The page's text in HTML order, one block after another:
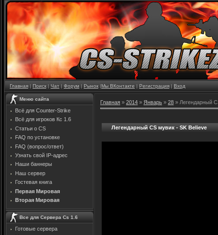
Главная | Поиск | Чат | Форум | Рынок |Мы ВКонтакте | Регистрация | Вход
Меню сайта
Всё для Counter-Strike
Всё для игроков Кс 1.6
Статьи о CS
FAQ по установке
FAQ (вопрос/ответ)
Узнать свой IP-адрес
Наши баннеры
Наш сервер
Гостевая книга
Первая Мировая
Вторая Мировая
Все для Сервера Cs 1.6
Готовые сервера
Главная » 2014 » Январь » 28 » Легендарный
Легендарный CS мувик - SK Believe